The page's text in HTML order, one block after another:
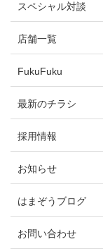
スペシャル対談
店舗一覧
FukuFuku
最新のチラシ
採用情報
お知らせ
はまぞうブログ
お問い合わせ